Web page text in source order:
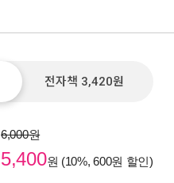
전자책 3,420원
6,000원
5,400원 (10%, 600원 할인)